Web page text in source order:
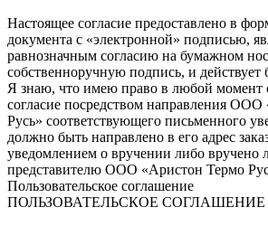
Настоящее согласие предоставлено в
документа с «электронной» подписью,
равнозначным согласию на бумажном
собственноручную подпись, и действует
Я знаю, что имею право в любой момент
согласие посредством направления
Русь» соответствующего письменного
должно быть направлено в его адрес
уведомлением о вручении либо вручено
представителю ООО «Аристон Термо
Пользовательское соглашение
ПОЛЬЗОВАТЕЛЬСКОЕ СОГЛАШЕНИЕ